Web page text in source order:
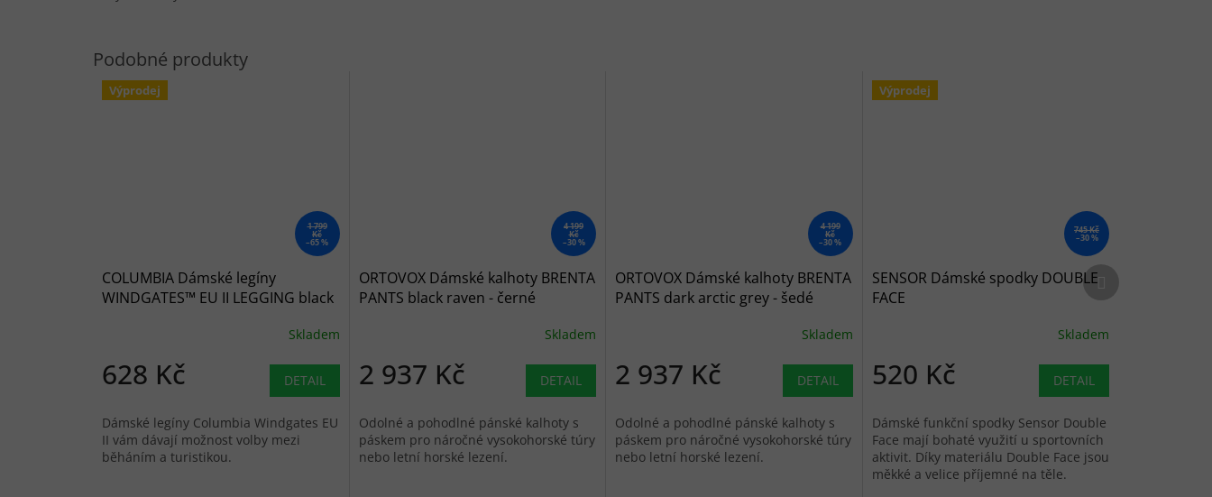
Výprodej
1 799
Kč
–65 %
COLUMBIA Dámské legíny
WINDGATES™ EU II LEGGING black
Skladem
628 Kč DETAIL
Dámské legíny Columbia Windgates EU
II vám dávají možnost volby mezi
běháním a turistikou.
4 199
Kč
–30 %
ORTOVOX Dámské kalhoty BRENTA
PANTS black raven - černé
Skladem
2 937 Kč DETAIL
Odolné a pohodlné pánské kalhoty s
páskem pro náročné vysokohorské túry
nebo letní horské lezení.
4 199
Kč
–30 %
ORTOVOX Dámské kalhoty BRENTA
PANTS dark arctic grey - šedé
Skladem
2 937 Kč DETAIL
Odolné a pohodlné pánské kalhoty s
páskem pro náročné vysokohorské túry
nebo letní horské lezení.
Výprodej
745 Kč
–30 %
SENSOR Dámské spodky DOUBLE
FACE
Skladem
520 Kč DETAIL
Dámské funkční spodky Sensor Double
Face mají bohaté využití u sportovních
aktivit. Díky materiálu Double Face jsou
měkké a velice příjemné na těle.